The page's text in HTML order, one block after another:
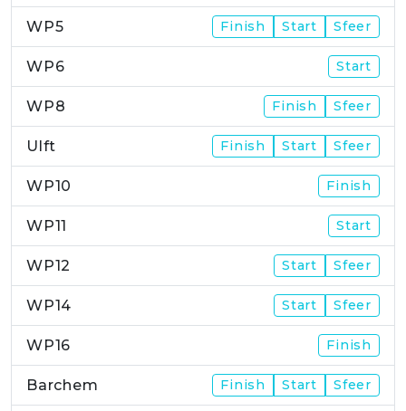
WP5 Finish Start Sfeer
WP6 Start
WP8 Finish Sfeer
Ulft Finish Start Sfeer
WP10 Finish
WP11 Start
WP12 Start Sfeer
WP14 Start Sfeer
WP16 Finish
Barchem Finish Start Sfeer